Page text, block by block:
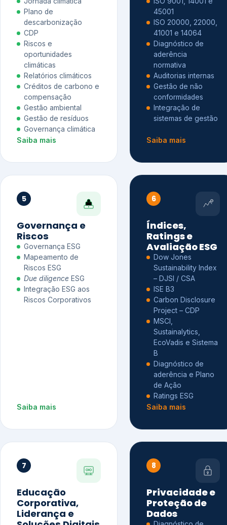
Plano de
descarbonização
CDP
Riscos e
oportunidades
climáticas
Relatórios climáticos
Créditos de carbono e
compensação
Gestão ambiental
Gestão de resíduos
Governança climática
Saiba mais
45001
ISO 20000, 22000,
41001 e 14064
Diagnóstico de
aderência
normativa
Auditorias internas
Gestão de não
conformidades
Integração de
sistemas de gestão
Saiba mais
5
Governança e
Riscos
Governança ESG
Mapeamento de
Riscos ESG
Due diligence ESG
Integração ESG aos
Riscos Corporativos
Saiba mais
6
Índices,
Ratings e
Avaliação ESG
Dow Jones
Sustainability Index
– DJSI / CSA
ISE B3
Carbon Disclosure
Project – CDP
MSCI,
Sustainalytics,
EcoVadis e Sistema
B
Diagnóstico de
aderência e Plano
de Ação
Ratings ESG
Saiba mais
7
Educação
Corporativa,
Liderança e
8
Privacidade e
Proteção de
Dados